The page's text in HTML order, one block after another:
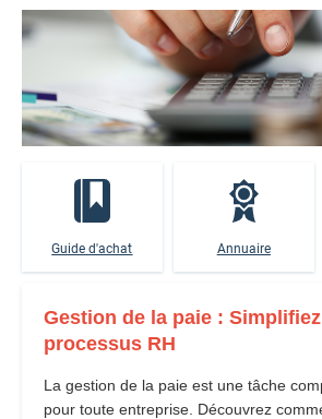
Guide d'achat Annuaire
Gestion de la paie :
processus RH
La gestion de la paie est une tâche
pour toute entreprise. Découvrez